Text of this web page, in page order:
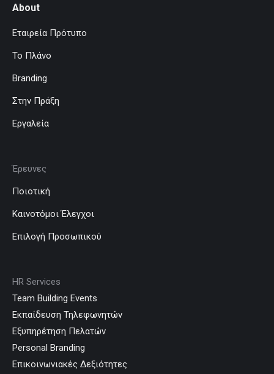
About
Εταιρεία Πρότυπο
Το Πλάνο
Branding
Στην Πράξη
Εργαλεία
Έρευνες
Ποιοτική
Καινοτόμοι Έλεγχοι
Επιλογή Προσωπικού
HR Services
Team Building Events
Εκπαίδευση Τηλεφωνητών
Εξυπηρέτηση Πελατών
Personal Branding
Επικοινωνιακές Δεξιότητες